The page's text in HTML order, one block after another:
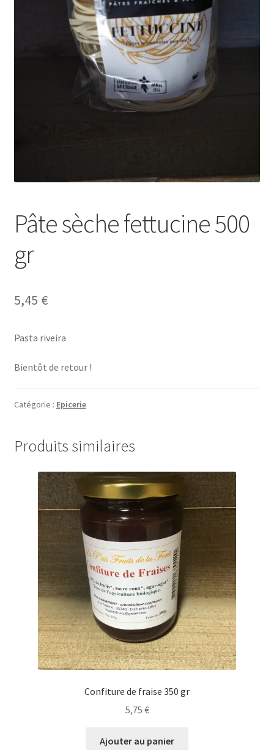
Pâte sèche fettucine 500
gr
5,45 €
Pasta riveira
Bientôt de retour !
Catégorie : Epicerie
Produits similaires
Confiture de fraise 350 gr
5,75 €
Ajouter au panier